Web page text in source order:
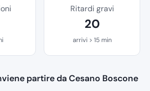
Ritardi gravi
20
arrivi > 15 min
partire da Cesano Boscone